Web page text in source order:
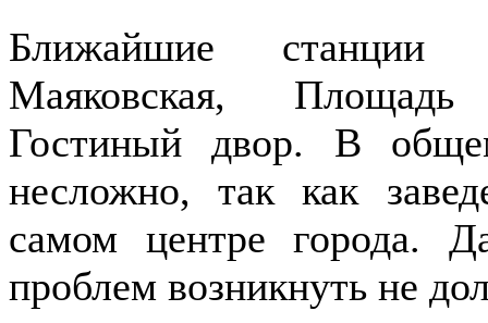
Ближайшие станции
Маяковская,
Гостиный двор. В
несложно, так как
самом центре города.
проблем возникнуть не